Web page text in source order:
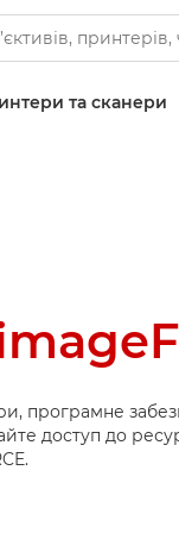
та сканери
програмне
доступ до